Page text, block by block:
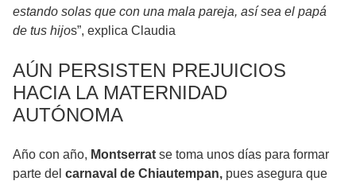
estando solas que con una mala pareja, así sea el papá
de tus hijos”, explica Claudia
AÚN PERSISTEN PREJUICIOS
HACIA LA MATERNIDAD
AUTÓNOMA
Año con año, Montserrat se toma unos días para formar
parte del carnaval de Chiautempan, pues asegura que